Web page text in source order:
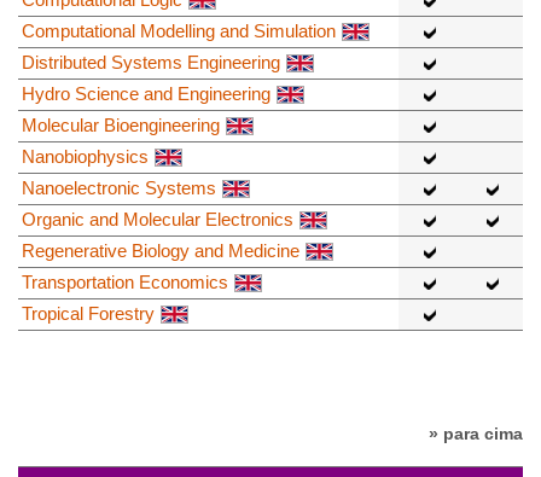
Computational Modelling and Simulation
Distributed Systems Engineering
Hydro Science and Engineering
Molecular Bioengineering
Nanobiophysics
Nanoelectronic Systems
Organic and Molecular Electronics
Regenerative Biology and Medicine
Transportation Economics
Tropical Forestry
» para cima